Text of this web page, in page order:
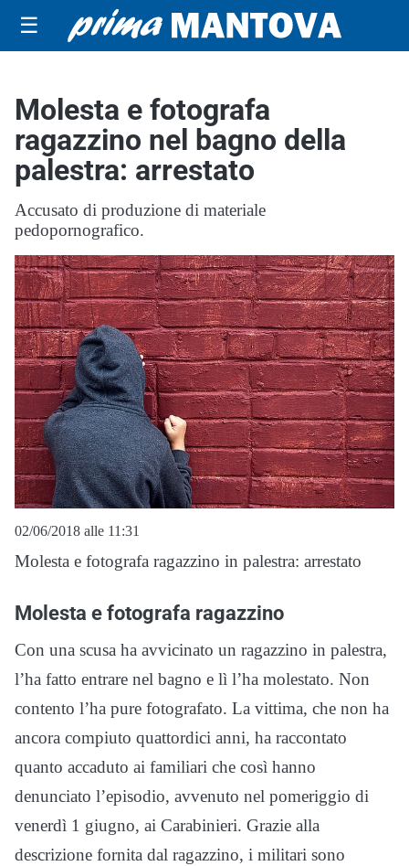
☰
Molesta e fotografa
ragazzino nel bagno della
palestra: arrestato
Accusato di produzione di materiale
pedopornografico.
02/06/2018 alle 11:31
Molesta e fotografa ragazzino in palestra: arrestato
Molesta e fotografa ragazzino
Con una scusa ha avvicinato un ragazzino in palestra,
l’ha fatto entrare nel bagno e lì l’ha molestato. Non
contento l’ha pure fotografato. La vittima, che non ha
ancora compiuto quattordici anni, ha raccontato
quanto accaduto ai familiari che così hanno
denunciato l’episodio, avvenuto nel pomeriggio di
venerdì 1 giugno, ai Carabinieri. Grazie alla
descrizione fornita dal ragazzino, i militari sono